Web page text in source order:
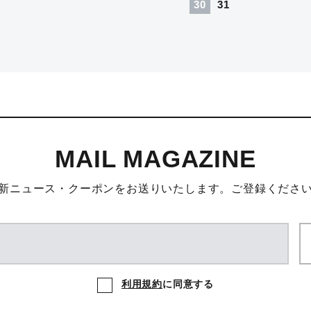
30
31
MAIL MAGAZINE
ニュース・クーポンをお送りいたします。 ご登録ください
利用規約に同意する